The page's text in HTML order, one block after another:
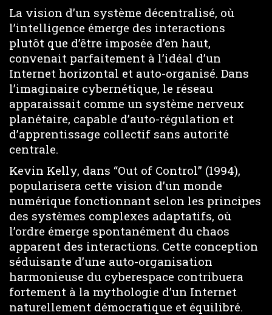
La vision d’un système décentralisé, où
l’intelligence émerge des interactions
plutôt que d’être imposée d’en haut,
convenait parfaitement à l’idéal d’un
Internet horizontal et auto-organisé. Dans
l’imaginaire cybernétique, le réseau
apparaissait comme un système nerveux
planétaire, capable d’auto-régulation et
d’apprentissage collectif sans autorité
centrale.
Kevin Kelly, dans “Out of Control” (1994),
popularisera cette vision d’un monde
numérique fonctionnant selon les principes
des systèmes complexes adaptatifs, où
l’ordre émerge spontanément du chaos
apparent des interactions. Cette conception
séduisante d’une auto-organisation
harmonieuse du cyberespace contribuera
fortement à la mythologie d’un Internet
naturellement démocratique et équilibré.